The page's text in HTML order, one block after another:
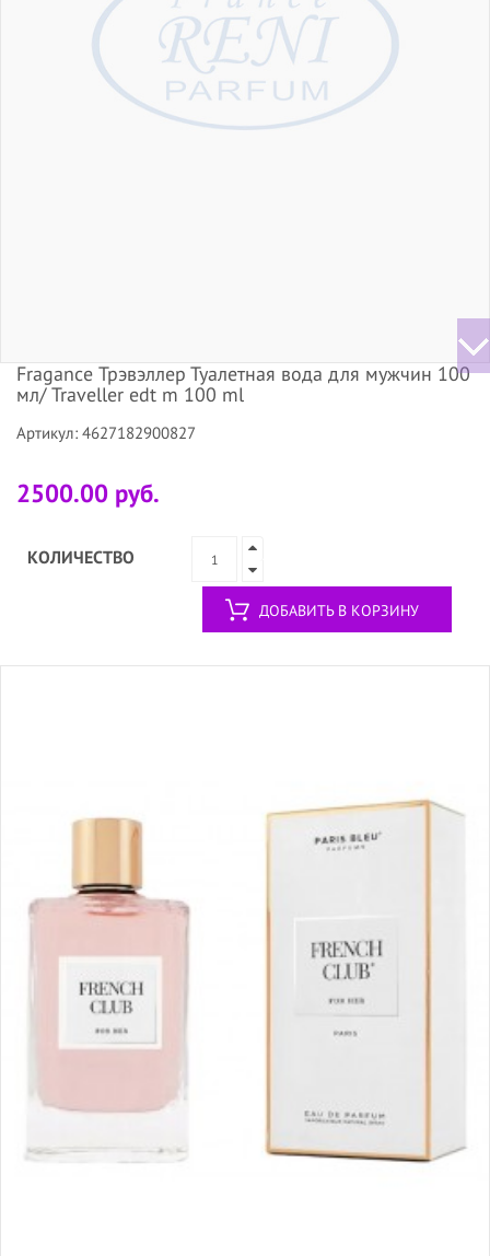
Fragance Трэвэллер Туалетная вода для мужчин 100
мл/ Traveller edt m 100 ml
Артикул: 4627182900827
2500.00 руб.
КОЛИЧЕСТВО
ДОБАВИТЬ В КОРЗИНУ